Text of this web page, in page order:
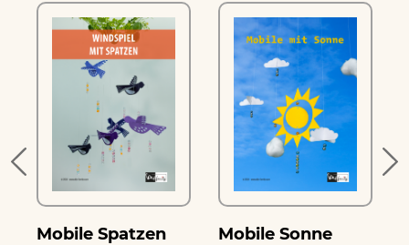
Mobile Spatzen Mobile Sonne